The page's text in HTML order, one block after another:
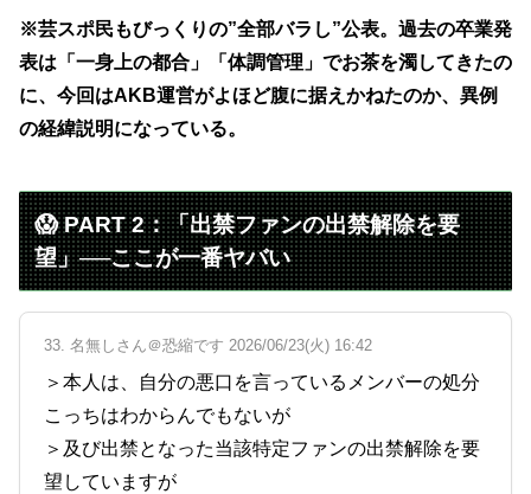
※芸スポ民もびっくりの”全部バラし”公表。過去の卒業発
表は「一身上の都合」「体調管理」でお茶を濁してきたの
に、今回はAKB運営がよほど腹に据えかねたのか、異例
の経緯説明になっている。
😱 PART 2：「出禁ファンの出禁解除を要
望」──ここが一番ヤバい
33. 名無しさん＠恐縮です 2026/06/23(火) 16:42
＞本人は、自分の悪口を言っているメンバーの処分
こっちはわからんでもないが
＞及び出禁となった当該特定ファンの出禁解除を要
望していますが